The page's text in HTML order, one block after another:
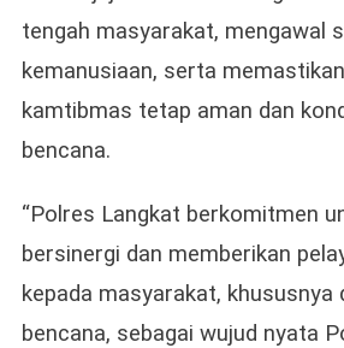
tengah masyarakat, mengawal
kemanusiaan, serta
kamtibmas tetap aman dan
bencana.
“Polres Langkat berkomitmen
bersinergi dan memberikan
kepada masyarakat, khususnya
bencana, sebagai wujud nyata